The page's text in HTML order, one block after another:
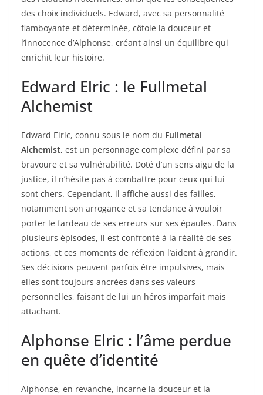
des choix individuels. Edward, avec sa personnalité
flamboyante et déterminée, côtoie la douceur et
l’innocence d’Alphonse, créant ainsi un équilibre qui
enrichit leur histoire.
Edward Elric : le Fullmetal
Alchemist
Edward Elric, connu sous le nom du Fullmetal
Alchemist, est un personnage complexe défini par sa
bravoure et sa vulnérabilité. Doté d’un sens aigu de la
justice, il n’hésite pas à combattre pour ceux qui lui
sont chers. Cependant, il affiche aussi des failles,
notamment son arrogance et sa tendance à vouloir
porter le fardeau de ses erreurs sur ses épaules. Dans
plusieurs épisodes, il est confronté à la réalité de ses
actions, et ces moments de réflexion l’aident à grandir.
Ses décisions peuvent parfois être impulsives, mais
elles sont toujours ancrées dans ses valeurs
personnelles, faisant de lui un héros imparfait mais
attachant.
Alphonse Elric : l’âme perdue
en quête d’identité
Alphonse, en revanche, incarne la douceur et la